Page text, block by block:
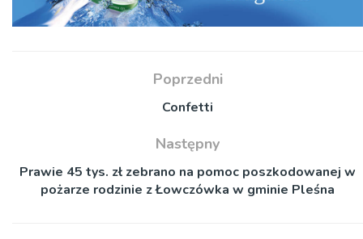
Poprzedni
Confetti
Następny
Prawie 45 tys. zł zebrano na pomoc poszkodowanej w
pożarze rodzinie z Łowczówka w gminie Pleśna